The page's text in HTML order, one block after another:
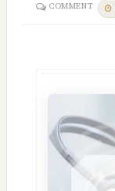
COMMENT